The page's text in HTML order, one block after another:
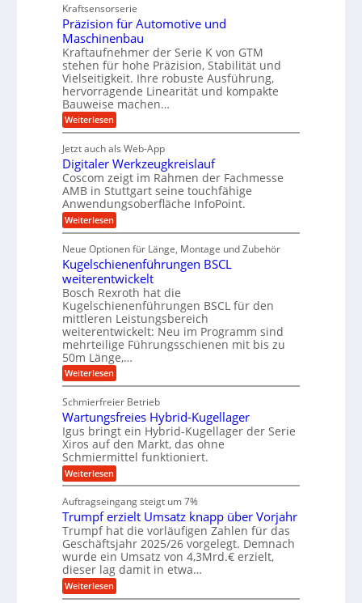
i
n
d
e
t
r
i
e
b
e
f
ü
r
r
a
e
U
m
g
e
b
u
n
g
n
n
d
A
u
f
t
r
a
g
s
e
i
n
g
a
n
g
l
o
s
e
,
w
e
n
i
g
e
r
S
t
e
l
e
n
h
n
s
t
a
n
g
e
n
g
e
t
r
i
e
b
e
f
ü
r
r
ä
z
i
s
e
H
u
b
b
e
w
e
g
u
n
g
e
n
Kraftsensorserie
Präzision für Automotive und
Maschinenbau
Kraftaufnehmer der Serie K von GTM
stehen für hohe Präzision, Stabilität und
Vielseitigkeit. Ihre robuste Ausführung,
hervorragende Linearität und kompakte
Bauweise machen…
Weiterlesen:
P
ä
z
i
s
i
o
n
f
r
A
u
t
o
m
o
t
i
v
e
u
n
d
M
a
s
c
h
i
n
n
b
a
u
Jetzt auch als Web-App
Digitaler Werkzeugkreislauf
Coscom zeigt im Rahmen der Fachmesse
AMB in Stuttgart seine touchfähige
Anwendungsoberfläche InfoPoint.
Weiterlesen:
D
g
i
t
a
l
e
r
W
e
r
k
z
e
u
g
k
r
e
i
s
l
u
f
Neue Optionen für Länge, Montage und Zubehör
Kugelschienenführungen BSCL
weiterentwickelt
Bosch Rexroth hat die
Kugelschienenführungen BSCL für den
mittleren Leistungsbereich
weiterentwickelt: Neu im Programm sind
mehrteilige Führungsschienen mit bis zu
50m Länge,…
Weiterlesen:
K
g
e
l
s
c
h
i
e
e
n
f
ü
h
r
u
n
g
Schmierfreier Betrieb
Wartungsfreies Hybrid-Kugellager
Igus bringt ein Hybrid-Kugellager der Serie
Xiros auf den Markt, das ohne
Schmiermittel funktioniert.
Weiterlesen:
W
r
t
u
n
g
s
f
r
e
Auftragseingang steigt um 7%
Trumpf erzielt Umsatz knapp über Vorjahr
Trumpf hat die vorläufigen Zahlen für das
Geschäftsjahr 2025/26 vorgelegt. Demnach
wurde ein Umsatz von 4,3Mrd.€ erzielt,
dieser lag damit in etwa…
Weiterlesen:
T